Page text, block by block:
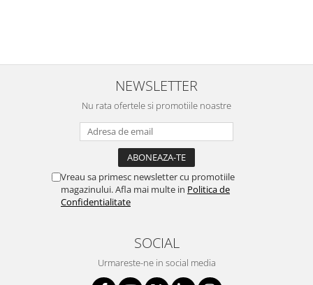
NEWSLETTER
Nu rata ofertele si promotiile noastre
Vreau sa primesc newsletter cu promotiile
magazinului. Afla mai multe in Politica de
Confidentialitate
SOCIAL
Urmareste-ne in social media